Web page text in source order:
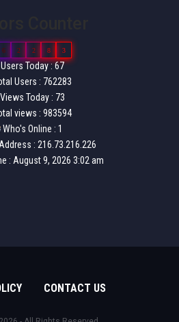
6 2 2 8 3
Today : 67
Users : 762283
Views Today : 73
views : 983594
Who's Online : 1
: 216.73.216.226
: August 9, 2026 3:02 am
CONTACT US